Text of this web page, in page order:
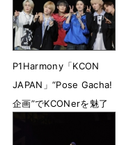
ュー
5月9日 16時15分
P1Harmony「KCON
JAPAN」“Pose Gacha!
企画”でKCONerを魅了